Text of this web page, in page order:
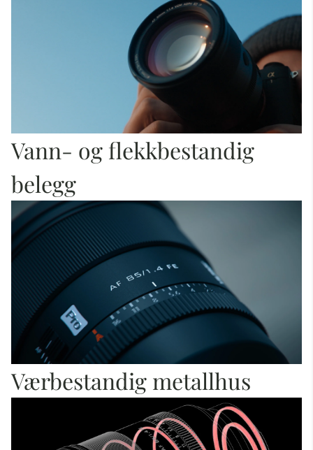
Vann- og flekkbestandig
belegg
Værbestandig metallhus